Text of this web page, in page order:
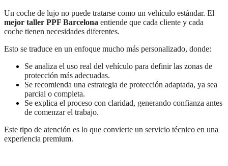
Un coche de lujo no puede tratarse como un vehículo estándar. El
mejor taller PPF Barcelona entiende que cada cliente y cada
coche tienen necesidades diferentes.
Esto se traduce en un enfoque mucho más personalizado, donde:
Se analiza el uso real del vehículo para definir las zonas de
protección más adecuadas.
Se recomienda una estrategia de protección adaptada, ya sea
parcial o completa.
Se explica el proceso con claridad, generando confianza antes
de comenzar el trabajo.
Este tipo de atención es lo que convierte un servicio técnico en una
experiencia premium.